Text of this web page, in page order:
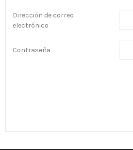
Dirección de correo
electrónico
Contraseña